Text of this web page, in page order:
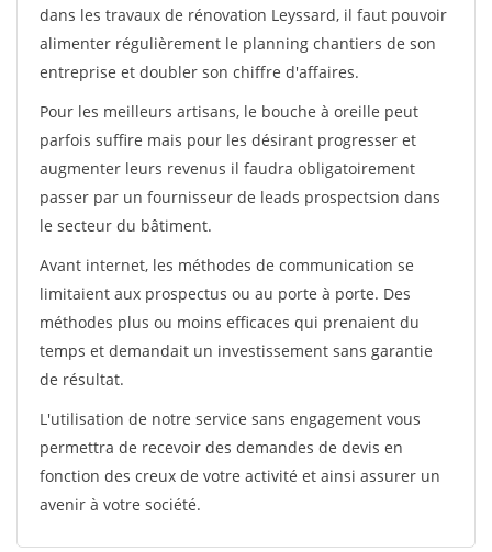
dans les travaux de rénovation Leyssard, il faut pouvoir
alimenter régulièrement le planning chantiers de son
entreprise et doubler son chiffre d'affaires.
Pour les meilleurs artisans, le bouche à oreille peut
parfois suffire mais pour les désirant progresser et
augmenter leurs revenus il faudra obligatoirement
passer par un fournisseur de leads prospectsion dans
le secteur du bâtiment.
Avant internet, les méthodes de communication se
limitaient aux prospectus ou au porte à porte. Des
méthodes plus ou moins efficaces qui prenaient du
temps et demandait un investissement sans garantie
de résultat.
L'utilisation de notre service sans engagement vous
permettra de recevoir des demandes de devis en
fonction des creux de votre activité et ainsi assurer un
avenir à votre société.